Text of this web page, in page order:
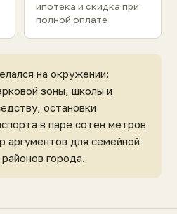
ипотека и скидка при
полной оплате
на окружении:
зоны, школы и
остановки
в паре сотен метров
аргументов для семейной
города.